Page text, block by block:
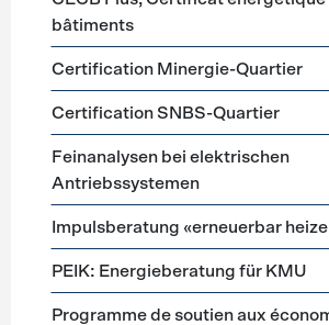
bâtiments
Certification Minergie-Quartier
Certification SNBS-Quartier
Feinanalysen bei elektrischen
Antriebssystemen
Impulsberatung «erneuerbar
PEIK: Energieberatung für KMU
Programme de soutien aux